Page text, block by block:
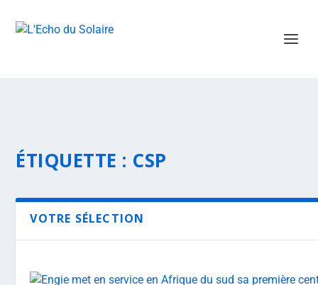
ÉTIQUETTE : CSP
VOTRE SÉLECTION